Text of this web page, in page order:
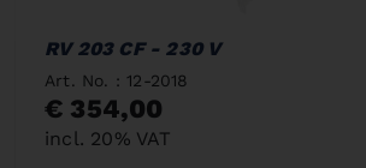
RV 203 CF - 230 V
Art. No. : 12-2018
€ 354,00
incl. 20% VAT